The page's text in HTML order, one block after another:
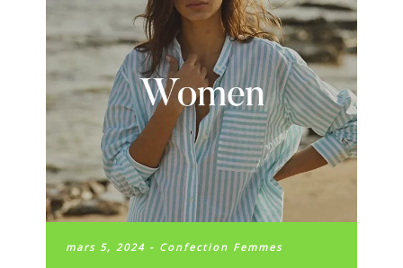
mars 5, 2024 - Confection Femmes